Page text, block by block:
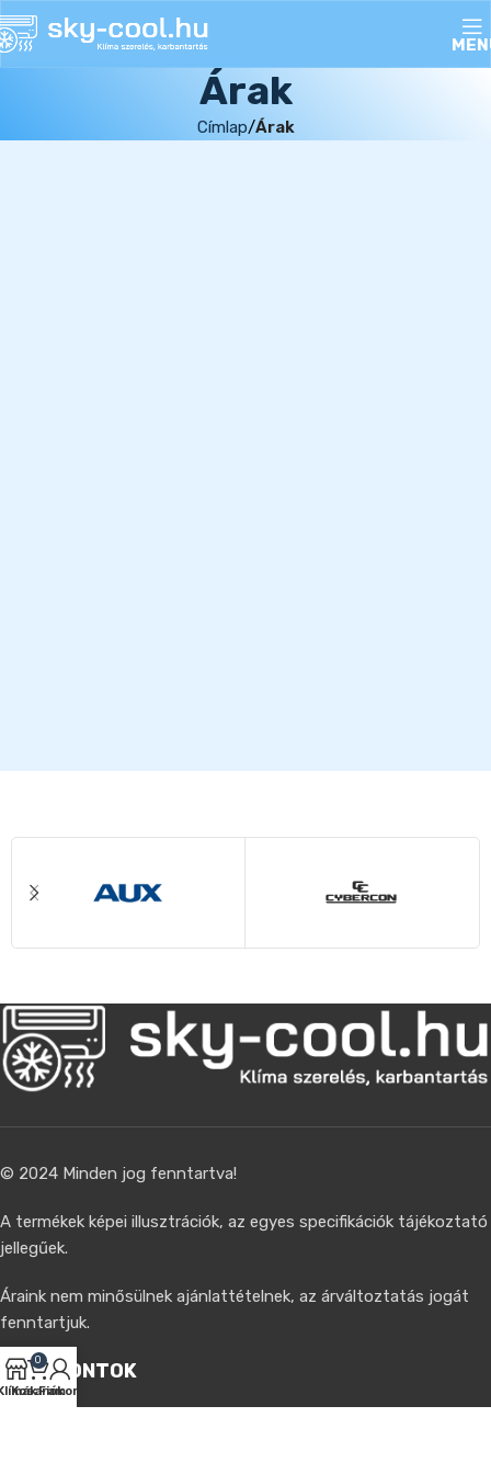
Árak
Címlap Árak
© 2024 Minden jog fenntartva!
A termékek képei illusztrációk, az egyes specifikációk tájékoztató
jellegűek.
Áraink nem minősülnek ajánlattételnek, az árváltoztatás jogát
fenntartjuk.
MENÜPONTOK
0
Kosaram
Fiókom